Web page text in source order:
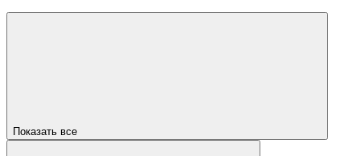
Показать все